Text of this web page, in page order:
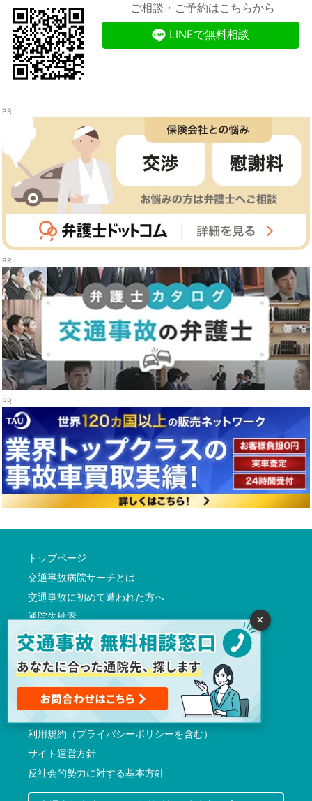
ご相談・ご予約はこちらから
LINEで無料相談
トップページ
交通事故病院サーチとは
交通事故に初めて遭われた方へ
通院先検索
交通事故ガイド
記事監修者一覧
交通事故診断
よくある質問
会社概要
利用規約（プライバシーポリシーを含む）
サイト運営方針
反社会的勢力に対する基本方針
×